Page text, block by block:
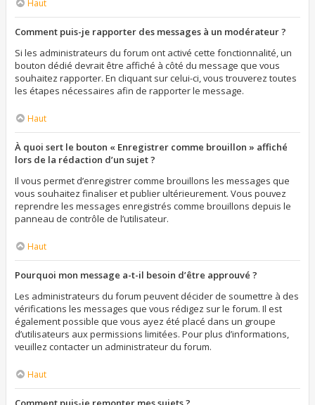
Haut
Comment puis-je rapporter des messages à un modérateur ?
Si les administrateurs du forum ont activé cette fonctionnalité, un
bouton dédié devrait être affiché à côté du message que vous
souhaitez rapporter. En cliquant sur celui-ci, vous trouverez toutes
les étapes nécessaires afin de rapporter le message.
Haut
À quoi sert le bouton « Enregistrer comme brouillon » affiché
lors de la rédaction d’un sujet ?
Il vous permet d’enregistrer comme brouillons les messages que
vous souhaitez finaliser et publier ultérieurement. Vous pouvez
reprendre les messages enregistrés comme brouillons depuis le
panneau de contrôle de l’utilisateur.
Haut
Pourquoi mon message a-t-il besoin d’être approuvé ?
Les administrateurs du forum peuvent décider de soumettre à des
vérifications les messages que vous rédigez sur le forum. Il est
également possible que vous ayez été placé dans un groupe
d’utilisateurs aux permissions limitées. Pour plus d’informations,
veuillez contacter un administrateur du forum.
Haut